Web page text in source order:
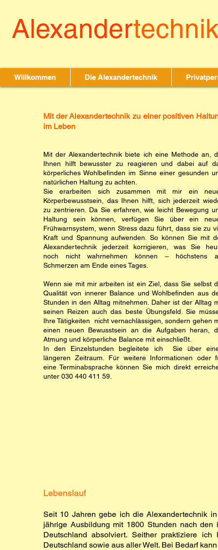
Alexander
Willkommen Die Alexandertechnik
Mit der Alexandertechnik zu einer positiven
im Leben
Mit der Alexandertechnik biete ich eine Methode an,
Ihnen hilft bewusster zu reagieren und dabei auf
körperliches Wohlbefinden im Sinne einer gesunden
natürlichen Haltung zu achten.
Sie erarbeiten sich zusammen mit mir ein
Körperbewusstsein, das Ihnen hilft, sich jederzeit
zu zentrieren. Da Sie erfahren, wie leicht Bewegung
Haltung sein können, verfügen Sie über ein
Frühwarnsystem, wenn Stress dazu führt, dass sie zu
Kraft und Spannung aufwenden. So können Sie mit
Alexandertechnik jederzeit korrigieren, was Sie
noch nicht wahrnehmen können – höchstens
Schmerzen am Ende eines Tages.
Wenn sie mit mir arbeiten ist ein Ziel, dass Sie selbst
Qualität von innerer Balance und Wohlbefinden aus
Stunden in den Alltag mitnehmen. Daher ist der Alltag
seinen Reizen auch das beste Übungsfeld. Sie
Ihre Tätigkeiten nicht vernachlässigen, sondern gehen
einen neuen Bewusstsein an die Aufgaben heran,
Atmung und körperliche Balance mit einschließt.
In den Einzelstunden begleitete ich Sie über
längeren Zeitraum. Für weitere Informationen oder
eine Terminabsprache können Sie mich direkt
unter 030 440 411 59.
Lebenslauf
Seit 10 Jahren gebe ich die Alexandertechnik
jährige Ausbildung mit 1800 Stunden nach den
Deutschland absolviert. Seither praktiziere
Deutschland sowie aus aller Welt. Bei Bedarf